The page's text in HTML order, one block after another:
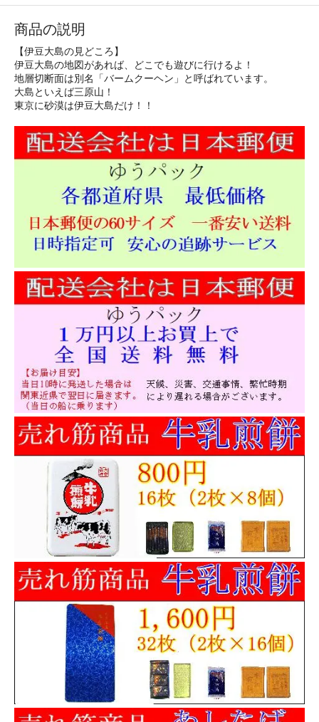
商品の説明
【伊豆大島の見どころ】
伊豆大島の地図があれば、どこでも遊びに行けるよ！
地層切断面は別名「バームクーヘン」と呼ばれています。
大島といえば三原山！
東京に砂漠は伊豆大島だけ！！